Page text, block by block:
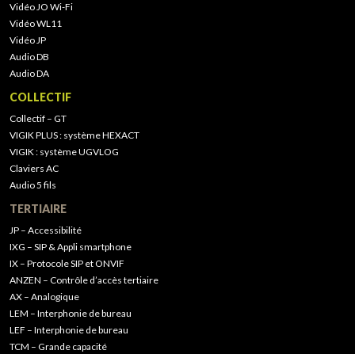
Vidéo JO Wi-Fi
Vidéo WL11
Vidéo JP
Audio DB
Audio DA
COLLECTIF
Collectif – GT
VIGIK PLUS : système HEXACT
VIGIK : système UGVLOG
Claviers AC
Audio 5 fils
TERTIAIRE
JP – Accessibilité
IXG – SIP & Appli smartphone
IX – Protocole SIP et ONVIF
ANZEN – Contrôle d’accès tertiaire
AX – Analogique
LEM – Interphonie de bureau
LEF – Interphonie de bureau
TCM – Grande capacité